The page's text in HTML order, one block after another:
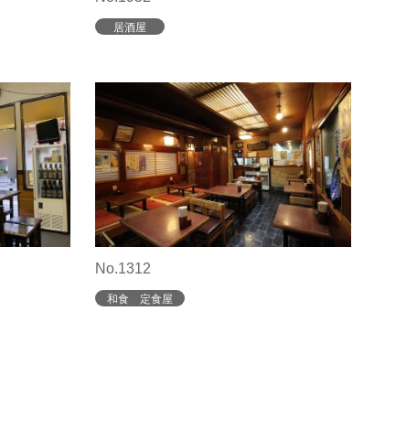
居酒屋
No.1312
和食 定食屋